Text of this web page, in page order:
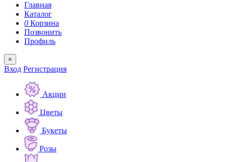
Главная
Каталог
0 Корзина
Позвонить
Профиль
×
Вход Регистрация
Акции
Цветы
Букеты
Розы